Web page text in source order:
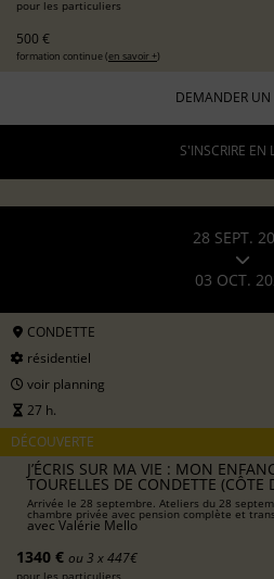
pour les particuliers
500 €
formation continue (en savoir +)
DEMANDER UN
S'INSCRIRE EN
28 SEPT.
03 OCT.
CONDETTE
résidentiel
voir planning
27 h.
DÉCOUVERTE
J’ÉCRIS SUR MA VIE : MON
TOURELLES DE CONDETTE (CÔTE
Arrivée le 28 septembre. Ateliers du 28
chambre privée avec pension complète et
avec Valérie Mello
1340 € ou 3 x 447€
pour les particuliers